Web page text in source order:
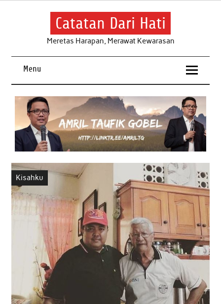
Skip
Catatan Dari Hati
Meretas Harapan, Merawat Kewarasan
Menu
Kisahku